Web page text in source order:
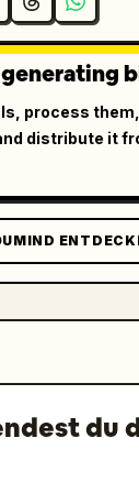
process
distribute it
du